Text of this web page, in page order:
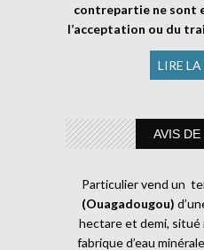
contrepartie ne sont
l’acceptation ou du
LIRE
AVIS DE
Particulier vend un
(Ouagadougou)
hectare et demi, situé
fabrique d’eau